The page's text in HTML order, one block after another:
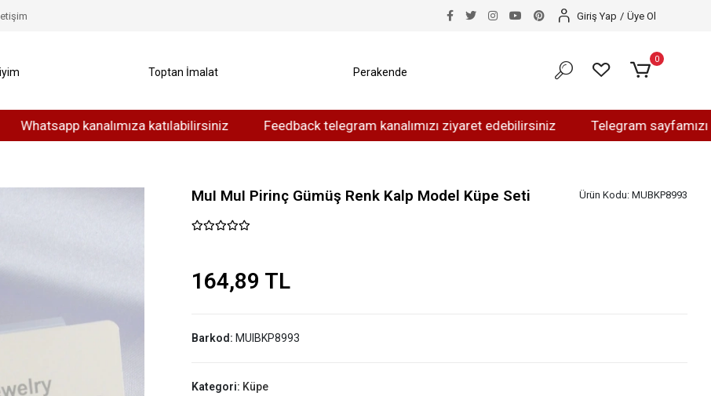
kanalımıza katılabilirsiniz Feedback telegram kanalımızı ziyaret edebilirsiniz Telegram sayfamızı
Giriş Yap / Üye Ol
Toptan İmalat Perakende
0
MuI MuI Pirinç Gümüş Renk Kalp Model Küpe Seti Ürün Kodu: MUBKP8993
164,89 TL
Barkod: MUIBKP8993
Kategori: Küpe